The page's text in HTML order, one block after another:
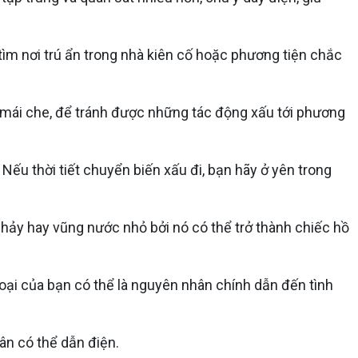
nơi trú ẩn trong nhà kiên cố hoặc phương tiện chắc
che, để tránh được những tác động xấu tới phương
thời tiết chuyển biến xấu đi, bạn hãy ở yên trong
hay vũng nước nhỏ bởi nó có thể trở thành chiếc hồ
của bạn có thể là nguyên nhân chính dẫn đến tình
có thể dẫn điện.